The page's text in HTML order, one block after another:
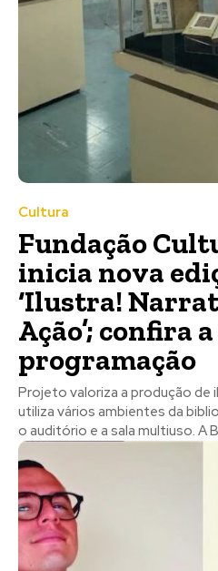
Cultura
Fundação
inicia nova
‘Ilustra!
Ação’; confira a
programação
Projeto valoriza a produção de
utiliza vários ambientes da
o